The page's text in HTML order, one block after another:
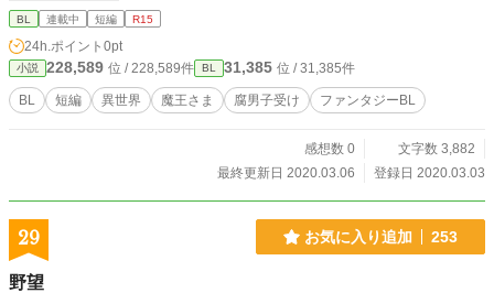
BL 連載中 短編 R15
24h.ポイント 0pt
小説 228,589 位 / 228,589件 BL 31,385 位 / 31,385件
BL 短編 異世界 魔王さま 腐男子受け ファンタジーBL
感想数 0
文字数 3,882
最終更新日 2020.03.06
登録日 2020.03.03
29 お気に入り追加 253
野望